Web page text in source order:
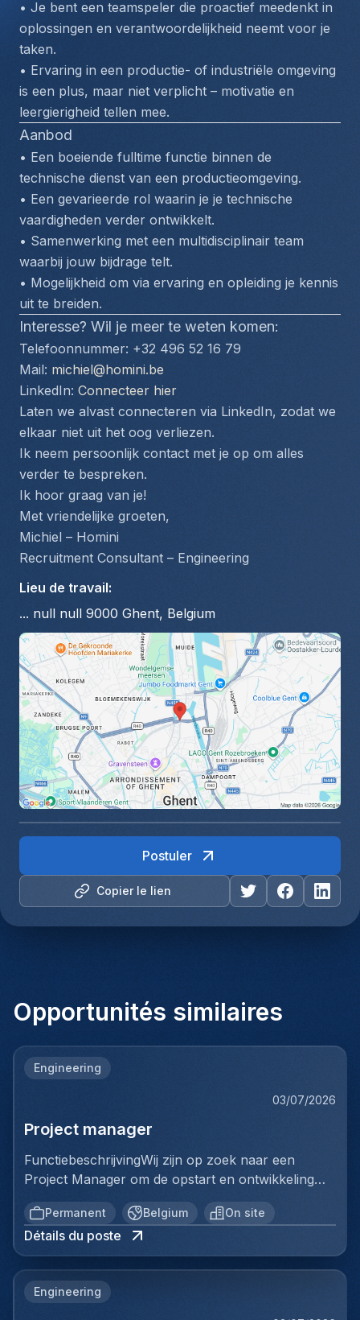
• Je bent een teamspeler die proactief meedenkt in
oplossingen en verantwoordelijkheid neemt voor je
taken.
• Ervaring in een productie- of industriële omgeving
is een plus, maar niet verplicht – motivatie en
leergierigheid tellen mee.
Aanbod
• Een boeiende fulltime functie binnen de
technische dienst van een productieomgeving.
• Een gevarieerde rol waarin je je technische
vaardigheden verder ontwikkelt.
• Samenwerking met een multidisciplinair team
waarbij jouw bijdrage telt.
• Mogelijkheid om via ervaring en opleiding je kennis
uit te breiden.
Interesse? Wil je meer te weten komen:
Telefoonnummer: +32 496 52 16 79
Mail: michiel@homini.be
LinkedIn: Connecteer hier
Laten we alvast connecteren via LinkedIn, zodat we
elkaar niet uit het oog verliezen.
Ik neem persoonlijk contact met je op om alles
verder te bespreken.
Ik hoor graag van je!
Met vriendelijke groeten,
Michiel – Homini
Recruitment Consultant – Engineering
Lieu de travail:
... null null 9000 Ghent, Belgium
Copier le lien
Postuler
Opportunités similaires
Engineering
03/07/2026
Project manager
FunctiebeschrijvingWij zijn op zoek naar een
Project Manager om de opstart en ontwikkeling
van een volledig nieuwe productielijn voor
ventilatiekanalen te leiden. Je bent
verantwoordelijk voor de volledige uitrol van dit
strategische project, van de opstartfase tot het
klantencontracten.Belangrijkste
Permanent Belgium On site
Détails du poste
Engineering